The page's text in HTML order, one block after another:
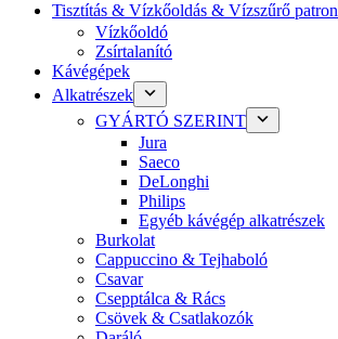
Tisztítás & Vízkőoldás & Vízszűrő patron
Vízkőoldó
Zsírtalanító
Kávégépek
Alkatrészek
GYÁRTÓ SZERINT
Jura
Saeco
DeLonghi
Philips
Egyéb kávégép alkatrészek
Burkolat
Cappuccino & Tejhaboló
Csavar
Csepptálca & Rács
Csövek & Csatlakozók